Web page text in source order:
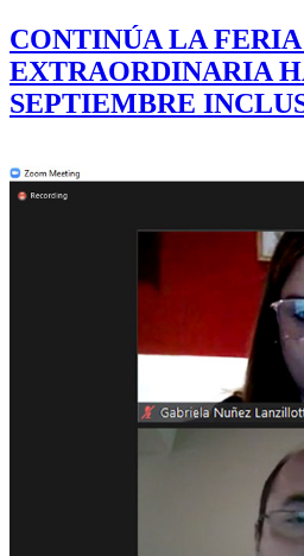
CONTINÚA LA
EXTRAORDINARIA
SEPTIEMBRE